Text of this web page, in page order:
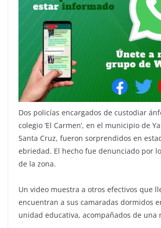
Dos policías encargados de custodiar
colegio ‘El Carmen’, en el municipio de
Santa Cruz, fueron sorprendidos en
ebriedad. El hecho fue denunciado por
de la zona.
Un video muestra a otros efectivos que
encuentran a sus camaradas dormidos
unidad educativa, acompañados de una